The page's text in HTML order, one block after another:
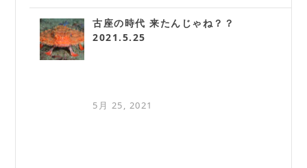
古座の時代 来たんじゃね？？
2021.5.25
5月 25, 2021